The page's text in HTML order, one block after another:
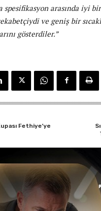
spesifikasyon arasında iyi
ve geniş bir
gösterdiler.”
Fethiye’ye